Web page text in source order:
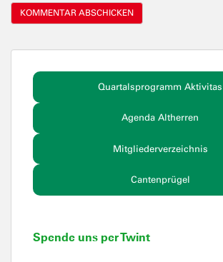
Quartalsprogramm Aktivitas
Agenda Altherren
Mitgliederverzeichnis
Cantenprügel
Spende uns per Twint